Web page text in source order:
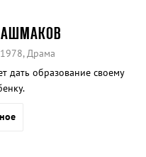
Драма
дать образование своему